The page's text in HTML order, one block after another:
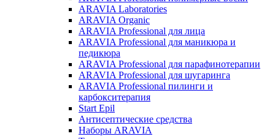
ARAVIA Laboratories
ARAVIA Organic
ARAVIA Professional для лица
ARAVIA Professional для маникюра и
педикюра
ARAVIA Professional для парафинотерапии
ARAVIA Professional для шугаринга
ARAVIA Professional пилинги и
карбокситерапия
Start Epil
Антисептические средства
Наборы ARAVIA